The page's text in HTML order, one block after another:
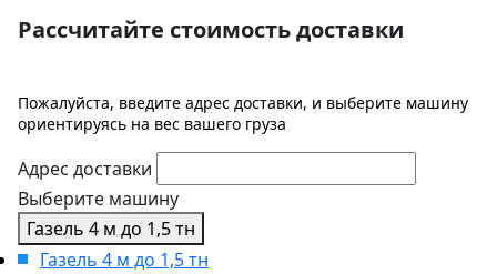
Рассчитайте стоимость доставки
Пожалуйста, введите адрес доставки, и выберите машину
ориентируясь на вес вашего груза
Адрес доставки
Выберите машину
Газель 4 м до 1,5 тн
Газель 4 м до 1,5 тн